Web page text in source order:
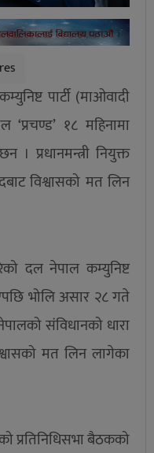
पार्टी (माओवादी
१८ महिनामा
प्रधानमन्त्री नियुक्त
विश्वासको मत लिन
दल नेपाल कम्युनिष्ट
भोलि असार २८ गते
संविधानको धारा
मत लिन लागेका
प्रतिनिधिसभा बैठकको